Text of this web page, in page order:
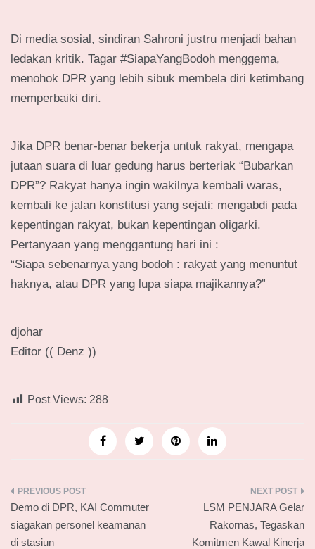
Di media sosial, sindiran Sahroni justru menjadi bahan
ledakan kritik. Tagar #SiapaYangBodoh menggema,
menohok DPR yang lebih sibuk membela diri ketimbang
memperbaiki diri.
Jika DPR benar-benar bekerja untuk rakyat, mengapa
jutaan suara di luar gedung harus berteriak “Bubarkan
DPR”? Rakyat hanya ingin wakilnya kembali waras,
kembali ke jalan konstitusi yang sejati: mengabdi pada
kepentingan rakyat, bukan kepentingan oligarki.
Pertanyaan yang menggantung hari ini :
“Siapa sebenarnya yang bodoh : rakyat yang menuntut
haknya, atau DPR yang lupa siapa majikannya?”
djohar
Editor (( Denz ))
Post Views: 288
Navigasi
pos
Demo di DPR, KAI Commuter
siagakan personel keamanan
di stasiun
LSM PENJARA Gelar
Rakornas, Tegaskan
Komitmen Kawal Kinerja